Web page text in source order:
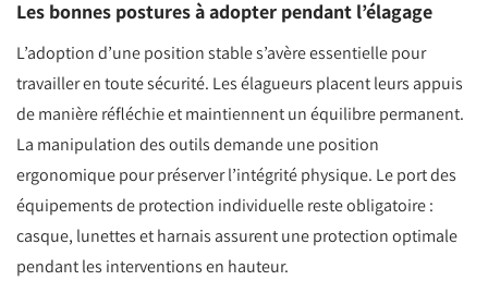
Les bonnes postures à adopter pendant l’élagage
L’adoption d’une position stable s’avère essentielle pour
travailler en toute sécurité. Les élagueurs placent leurs appuis
de manière réfléchie et maintiennent un équilibre permanent.
La manipulation des outils demande une position
ergonomique pour préserver l’intégrité physique. Le port des
équipements de protection individuelle reste obligatoire :
casque, lunettes et harnais assurent une protection optimale
pendant les interventions en hauteur.